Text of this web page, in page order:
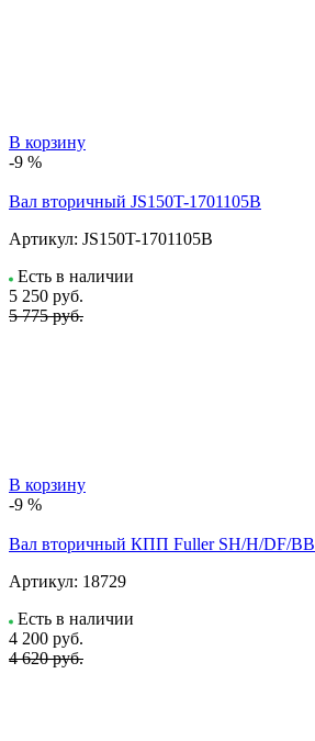
В корзину
-9 %
Вал вторичный JS150T-1701105B
Артикул: JS150T-1701105B
Есть в наличии
5 250 руб.
5 775 руб.
В корзину
-9 %
Вал вторичный КПП Fuller SH/H/DF/BB
Артикул: 18729
Есть в наличии
4 200 руб.
4 620 руб.